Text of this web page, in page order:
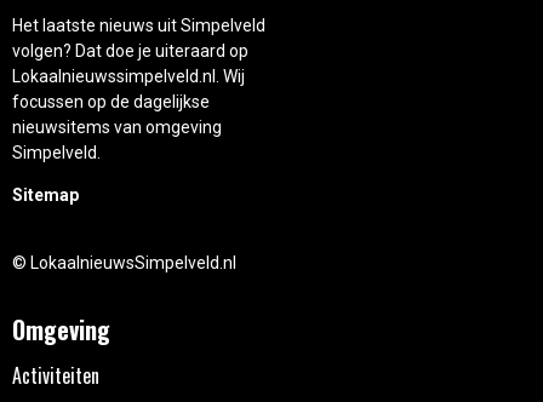
Het laatste nieuws uit Simpelveld
volgen? Dat doe je uiteraard op
Lokaalnieuwssimpelveld.nl. Wij
focussen op de dagelijkse
nieuwsitems van omgeving
Simpelveld.
Sitemap
© LokaalnieuwsSimpelveld.nl
Omgeving
Activiteiten